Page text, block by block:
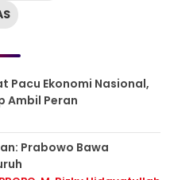
Pacu Ekonomi Nasional,
Ambil Peran
Prabowo Bawa